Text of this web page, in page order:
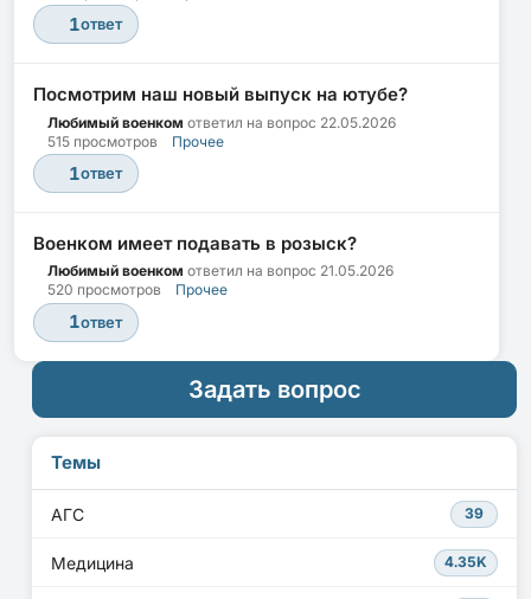
1ответ
Посмотрим наш новый выпуск на ютубе?
Любимый военком ответил на вопрос 22.05.2026
515 просмотров
Прочее
1ответ
Военком имеет подавать в розыск?
Любимый военком ответил на вопрос 21.05.2026
520 просмотров
Прочее
1ответ
Задать вопрос
Темы
АГС 39
Медицина 4.35K